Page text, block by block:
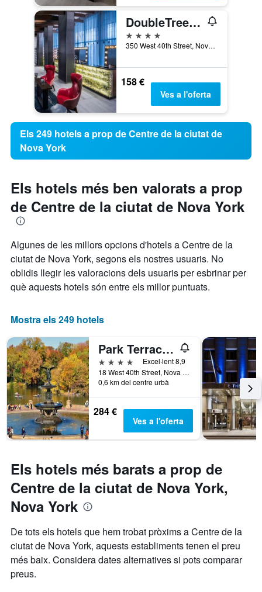
DoubleTree by Hilton New York Times Square West
4 estrelles
350 West 40th Street, Nova York, NY, Estats Units
158 €
Ves a l'oferta
Els 249 hotels a prop de Centre de la ciutat de
Nova York
Els hotels més ben valorats a prop
de Centre de la ciutat de Nova York
Algunes de les millors opcions d'hotels a Centre de la
ciutat de Nova York, segons els nostres usuaris. No
oblidis llegir les valoracions dels usuaris per esbrinar per
què aquests hotels són entre els millor puntuats.
Mostra els 249 hotels
Park Terrace Hotel
4 estrelles
Excel·lent 8,9
18 West 40th Street, Nova York, NY, Estats Units
0,6 km del centre urbà
284 €
Ves a l'oferta
Els hotels més barats a prop de
Centre de la ciutat de Nova York,
Nova York
De tots els hotels que hem trobat pròxims a Centre de la
ciutat de Nova York, aquests establiments tenen el preu
més baix. Considera dates alternatives si pots comparar
preus.